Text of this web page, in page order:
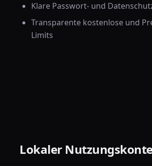
Klare Passwort- und
Transparente kostenlose und
Limits
Lokaler